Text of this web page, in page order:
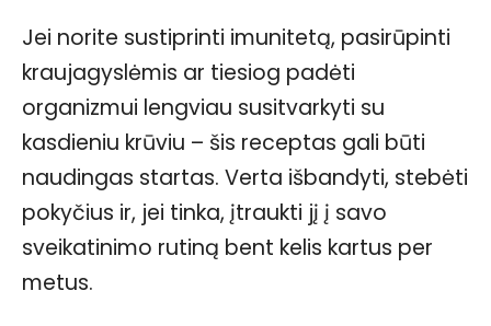
Jei norite sustiprinti imunitetą, pasirūpinti
kraujagyslėmis ar tiesiog padėti
organizmui lengviau susitvarkyti su
kasdieniu krūviu – šis receptas gali būti
naudingas startas. Verta išbandyti, stebėti
pokyčius ir, jei tinka, įtraukti jį į savo
sveikatinimo rutiną bent kelis kartus per
metus.